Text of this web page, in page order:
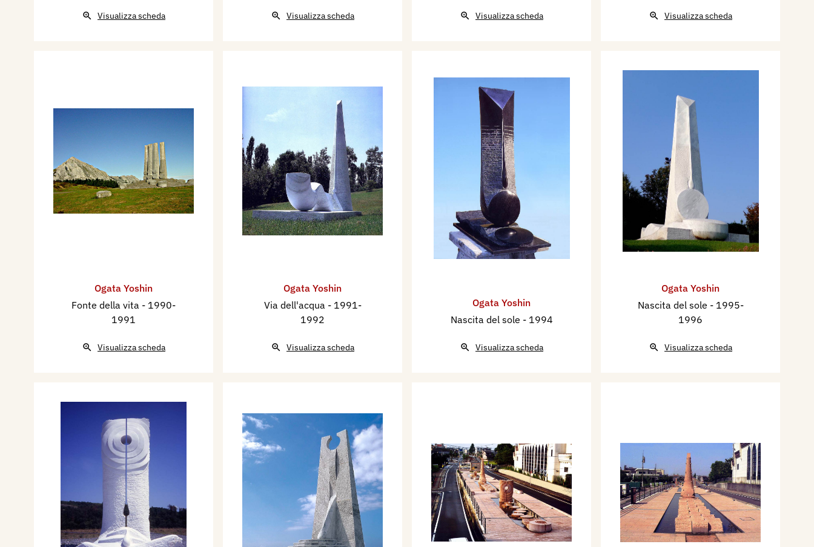
Visualizza scheda Visualizza scheda Visualizza scheda Visualizza scheda
Ogata Yoshin
Fonte della vita - 1990-
1991
Visualizza scheda
Ogata Yoshin
Via dell'acqua - 1991-
1992
Visualizza scheda
Ogata Yoshin
Nascita del sole - 1994
Visualizza scheda
Ogata Yoshin
Nascita del sole - 1995-
1996
Visualizza scheda